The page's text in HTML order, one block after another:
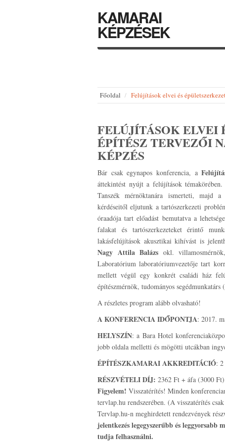
KAMARAI
KÉPZÉSEK
Főoldal Felújítások elvei és
FELÚJÍTÁSOK ELVEI
ÉPÍTÉSZ TERVEZŐI
KÉPZÉS
Bár csak egynapos konferencia, a
áttekintést nyújt a felújítások
Tanszék mérnöktanára ismerteti, majd
kérdéseitől eljutunk a tartószerkezeti
óraadója tart előadást bemutatva a
falakat és tartószerkezeteket érintő
lakásfelújítások akusztikai kihívást is
Nagy Attila Balázs okl.
Laboratórium laboratóriumvezetője tart
mellett végül egy konkrét családi ház
építészmérnök, tudományos
A részletes program alább olvasható!
A KONFERENCIA IDŐPONTJA: 2017.
HELYSZÍN: a Bara Hotel
jobb oldala melletti és mögötti utcákban
ÉPÍTÉSZKAMARAI AKKREDITÁCIÓ:
RÉSZVÉTELI DÍJ: 2362 Ft + áfa (3000
Figyelem! Visszatérítés! Minden
tervlap.hu rendszerében. (A visszatérítés
Tervlap.hu-n meghirdetett rendezvények
jelentkezés legegyszerűbb és
tudja felhasználni.